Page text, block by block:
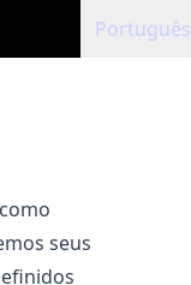
Português
seus